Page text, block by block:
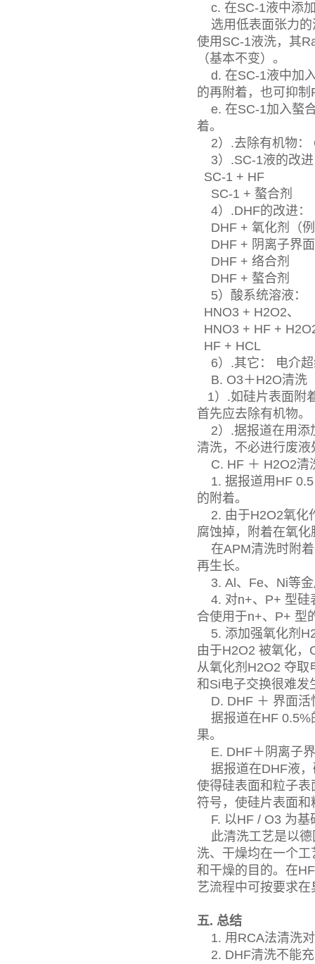
c. 在SC-1液中添
选用低表面张力的
使用SC-1液洗，其
（基本不变）。
d. 在SC-1液中加
的再附着，也可抑
e. 在SC-1加入螯
着。
2）.去除有机物：
3）.SC-1液的改
SC-1 + HF
SC-1 + 螯合剂
4）.DHF的改进：
DHF + 氧化剂（
DHF + 阴离子界
DHF + 络合剂
DHF + 螯合剂
5）酸系统溶液：
HNO3 + H2O2、
HNO3 + HF +
HF + HCL
6）.其它： 电介
B. O3＋H2O清洗
1）.如硅片表面附
首先应去除有机物。
2）.据报道在用添
清洗，不必进行废
C. HF ＋ H2O2清
1. 据报道用HF 0.5
的附着。
2. 由于H2O2氧化
腐蚀掉，附着在氧
在APM清洗时附着
再生长。
3. Al、Fe、Ni等金
4. 对n+、P+ 型硅
合使用于n+、P+ 型
5. 添加强氧化剂
由于H2O2 被氧化
从氧化剂H2O2 夺取
和Si电子交换很难
D. DHF ＋ 界面活
据报道在HF 0.5%
果。
E. DHF＋阴离子
据报道在DHF液，
使得硅表面和粒子
符号，使硅片表面
F. 以HF / O3 为基
此清洗工艺是以德
洗、干燥均在一个
和干燥的目的。在
艺流程中可按要求
五. 总结
1. 用RCA法清洗
2. DHF清洗不能